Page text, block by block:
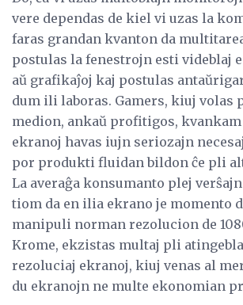
vere dependas de kiel vi uzas la
faras grandan kvanton da
postulas la fenestrojn esti videblaj
aŭ grafikaĵoj kaj postulas
dum ili laboras. Gamers, kiuj volas
medion, ankaŭ profitigos,
ekranoj havas iujn seriozajn
por produkti fluidan bildon ĉe pli
La averaĝa konsumanto plej
tiom da en ilia ekrano je momento
manipuli norman rezolucion de
Krome, ekzistas multaj pli
rezoluciaj ekranoj, kiuj venas al
du ekranojn ne multe ekonomian